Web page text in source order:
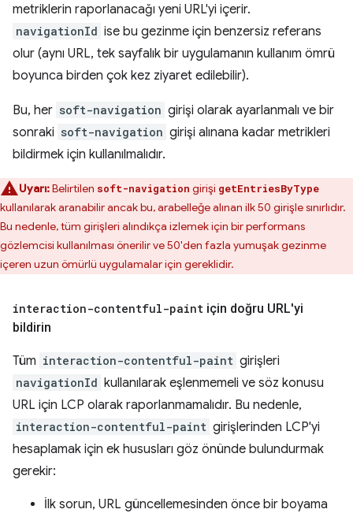
metriklerin raporlanacağı yeni URL'yi içerir.
navigationId ise bu gezinme için benzersiz referans
olur (aynı URL, tek sayfalık bir uygulamanın kullanım ömrü
boyunca birden çok kez ziyaret edilebilir).
Bu, her soft-navigation girişi olarak ayarlanmalı ve bir
sonraki soft-navigation girişi alınana kadar metrikleri
bildirmek için kullanılmalıdır.
Uyarı:Belirtilen soft-navigation girişi getEntriesByType
kullanılarak aranabilir ancak bu, arabelleğe alınan ilk 50 girişle sınırlıdır.
Bu nedenle, tüm girişleri alındıkça izlemek için bir performans
gözlemcisi kullanılması önerilir ve 50'den fazla yumuşak gezinme
içeren uzun ömürlü uygulamalar için gereklidir.
interaction-contentful-paint için doğru URL'yi
bildirin
Tüm interaction-contentful-paint girişleri
navigationId kullanılarak eşlenmemeli ve söz konusu
URL için LCP olarak raporlanmamalıdır. Bu nedenle,
interaction-contentful-paint girişlerinden LCP'yi
hesaplamak için ek hususları göz önünde bulundurmak
gerekir:
İlk sorun, URL güncellemesinden önce bir boyama